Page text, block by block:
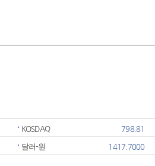
KOSDAQ 798.81
달러-원 1417.7000